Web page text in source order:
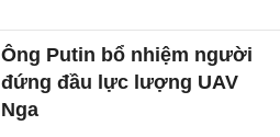
Ông Putin bổ nhiệm người
đứng đầu lực lượng UAV
Nga